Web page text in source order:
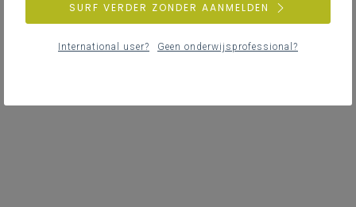
SURF VERDER ZONDER AANMELDEN
International user? Geen onderwijsprofessional?